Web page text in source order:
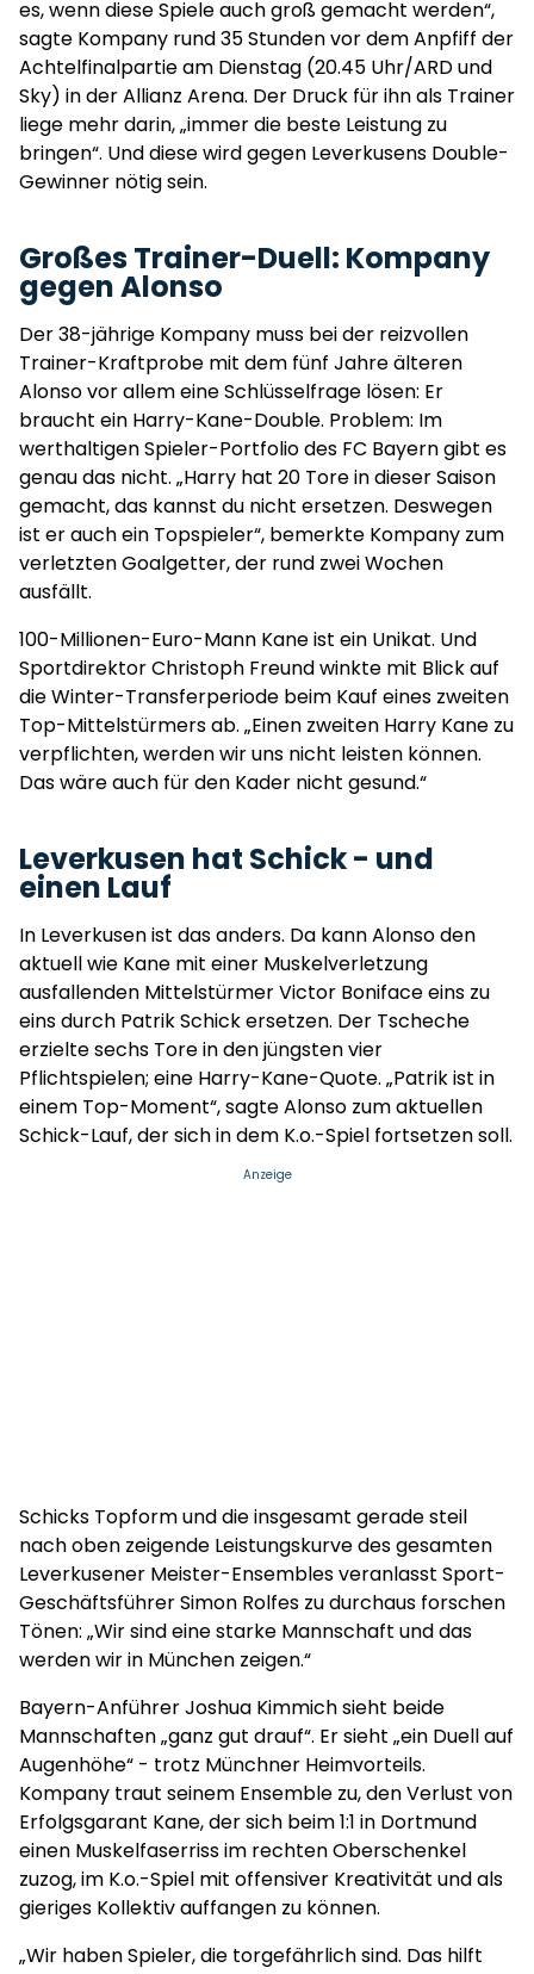
es, wenn diese Spiele auch groß gemacht werden“,
sagte Kompany rund 35 Stunden vor dem Anpfiff der
Achtelfinalpartie am Dienstag (20.45 Uhr/ARD und
Sky) in der Allianz Arena. Der Druck für ihn als Trainer
liege mehr darin, „immer die beste Leistung zu
bringen“. Und diese wird gegen Leverkusens Double-
Gewinner nötig sein.
Großes Trainer-Duell: Kompany
gegen Alonso
Der 38-jährige Kompany muss bei der reizvollen
Trainer-Kraftprobe mit dem fünf Jahre älteren
Alonso vor allem eine Schlüsselfrage lösen: Er
braucht ein Harry-Kane-Double. Problem: Im
werthaltigen Spieler-Portfolio des FC Bayern gibt es
genau das nicht. „Harry hat 20 Tore in dieser Saison
gemacht, das kannst du nicht ersetzen. Deswegen
ist er auch ein Topspieler“, bemerkte Kompany zum
verletzten Goalgetter, der rund zwei Wochen
ausfällt.
100-Millionen-Euro-Mann Kane ist ein Unikat. Und
Sportdirektor Christoph Freund winkte mit Blick auf
die Winter-Transferperiode beim Kauf eines zweiten
Top-Mittelstürmers ab. „Einen zweiten Harry Kane zu
verpflichten, werden wir uns nicht leisten können.
Das wäre auch für den Kader nicht gesund.“
Leverkusen hat Schick - und
einen Lauf
In Leverkusen ist das anders. Da kann Alonso den
aktuell wie Kane mit einer Muskelverletzung
ausfallenden Mittelstürmer Victor Boniface eins zu
eins durch Patrik Schick ersetzen. Der Tscheche
erzielte sechs Tore in den jüngsten vier
Pflichtspielen; eine Harry-Kane-Quote. „Patrik ist in
einem Top-Moment“, sagte Alonso zum aktuellen
Schick-Lauf, der sich in dem K.o.-Spiel fortsetzen soll.
Anzeige
Schicks Topform und die insgesamt gerade steil
nach oben zeigende Leistungskurve des gesamten
Leverkusener Meister-Ensembles veranlasst Sport-
Geschäftsführer Simon Rolfes zu durchaus forschen
Tönen: „Wir sind eine starke Mannschaft und das
werden wir in München zeigen.“
Bayern-Anführer Joshua Kimmich sieht beide
Mannschaften „ganz gut drauf“. Er sieht „ein Duell auf
Augenhöhe“ - trotz Münchner Heimvorteils.
Kompany traut seinem Ensemble zu, den Verlust von
Erfolgsgarant Kane, der sich beim 1:1 in Dortmund
einen Muskelfaserriss im rechten Oberschenkel
zuzog, im K.o.-Spiel mit offensiver Kreativität und als
gieriges Kollektiv auffangen zu können.
„Wir haben Spieler, die torgefährlich sind. Das hilft